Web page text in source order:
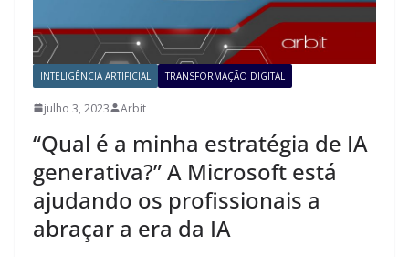
INTELIGÊNCIA ARTIFICIAL TRANSFORMAÇÃO DIGITAL
julho 3, 2023 Arbit
“Qual é a minha estratégia de IA
generativa?” A Microsoft está
ajudando os profissionais a
abraçar a era da IA